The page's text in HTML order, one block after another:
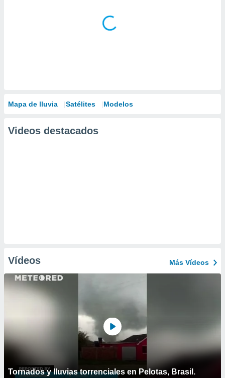
Mapa de lluvia Satélites Modelos
Videos destacados
Vídeos Más Vídeos
Tornados y lluvias torrenciales en Pelotas, Brasil.